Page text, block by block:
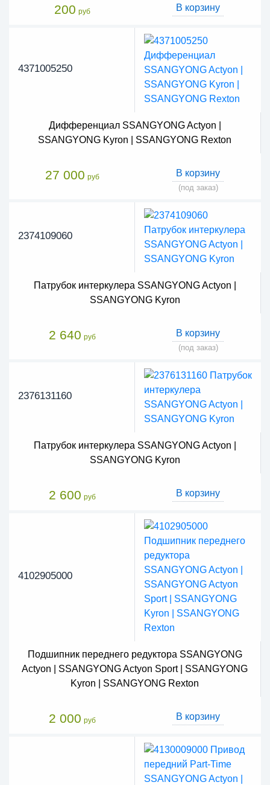
200 руб В корзину
4371005250
Дифференциал SSANGYONG Actyon |
SSANGYONG Kyron | SSANGYONG Rexton
27 000 руб В корзину
(под заказ)
2374109060
Патрубок интеркулера SSANGYONG Actyon |
SSANGYONG Kyron
2 640 руб В корзину
(под заказ)
2376131160
Патрубок интеркулера SSANGYONG Actyon |
SSANGYONG Kyron
2 600 руб В корзину
4102905000
Подшипник переднего редуктора SSANGYONG
Actyon | SSANGYONG Actyon Sport | SSANGYONG
Kyron | SSANGYONG Rexton
2 000 руб В корзину